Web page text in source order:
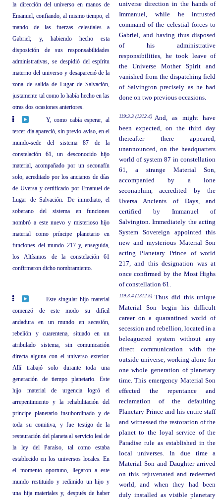
la dirección del universo en manos de
Emanuel, confiando, al mismo tiempo, el
mando de las fuerzas celestiales a
Gabriel; y, habiendo hecho esta
disposición de sus responsabilidades
administrativas, se despidió del espíritu
materno del universo y desapareció de la
zona de salida de Lugar de Salvación,
justamente tal como lo había hecho en las
otras dos ocasiones anteriores.
universe direction in the hands of
Immanuel, while he intrusted
command of the celestial forces to
Gabriel, and having thus disposed
of his administrative
responsibilities, he took leave of
the Universe Mother Spirit and
vanished from the dispatching field
of Salvington precisely as he had
done on two previous occasions.
Y, como cabía esperar, al
tercer día apareció, sin previo aviso, en el
mundo-sede del sistema 87 de la
constelación 61, un desconocido hijo
material, acompañado por un seconafín
solo, acreditado por los ancianos de días
de Uversa y certificado por Emanuel de
Lugar de Salvación. De inmediato, el
soberano del sistema en funciones
nombró a este nuevo y misterioso hijo
material como príncipe planetario en
funciones del mundo 217 y, enseguida,
los Altísimos de la constelación 61
confirmaron dicho nombramiento.
119:3.3 (1312.4) And, as might have
been expected, on the third day
thereafter there appeared,
unannounced, on the headquarters
world of system 87 in constellation
61, a strange Material Son,
accompanied by a lone
seconaphim, accredited by the
Uversa Ancients of Days, and
certified by Immanuel of
Salvington. Immediately the acting
System Sovereign appointed this
new and mysterious Material Son
acting Planetary Prince of world
217, and this designation was at
once confirmed by the Most Highs
of constellation 61.
Este singular hijo material
comenzó de este modo su difícil
andadura en un mundo en secesión,
rebelión y cuarentena, situado en un
atribulado sistema, sin comunicación
directa alguna con el universo exterior.
Allí trabajó solo durante toda una
generación de tiempo planetario. Este
hijo material de urgencia logró el
arrepentimiento y la rehabilitación del
príncipe planetario insubordinado y de
toda su comitiva, y fue testigo de la
restauración del planeta al servicio leal de
la ley del Paraíso, tal como estaba
establecido en los universos locales. En
el momento oportuno, llegaron a este
mundo restituido y redimido un hijo y
una hija materiales y, después de haber
119:3.4 (1312.5) Thus did this unique
Material Son begin his difficult
career on a quarantined world of
secession and rebellion, located in a
beleaguered system without any
direct communication with the
outside universe, working alone for
one whole generation of planetary
time. This emergency Material Son
effected the repentance and
reclamation of the defaulting
Planetary Prince and his entire staff
and witnessed the restoration of the
planet to the loyal service of the
Paradise rule as established in the
local universes. In due time a
Material Son and Daughter arrived
on this rejuvenated and redeemed
world, and when they had been
duly installed as visible planetary